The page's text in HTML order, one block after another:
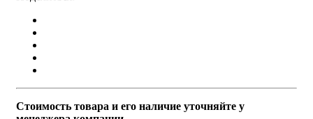
Стоимость товара и его наличие уточняйте у